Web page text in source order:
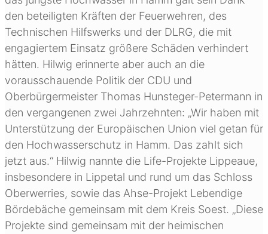
den beteiligten Kräften der Feuerwehren, des
Technischen Hilfswerks und der DLRG, die mit
engagiertem Einsatz größere Schäden verhindert
hätten. Hilwig erinnerte aber auch an die
vorausschauende Politik der CDU und
Oberbürgermeister Thomas Hunsteger-Petermann in
den vergangenen zwei Jahrzehnten: „Wir haben mit
Unterstützung der Europäischen Union viel getan für
den Hochwasserschutz in Hamm. Das zahlt sich
jetzt aus.“ Hilwig nannte die Life-Projekte Lippeaue,
insbesondere in Lippetal und rund um das Schloss
Oberwerries, sowie das Ahse-Projekt Lebendige
Bördebäche gemeinsam mit dem Kreis Soest. „Diese
Projekte sind gemeinsam mit der heimischen